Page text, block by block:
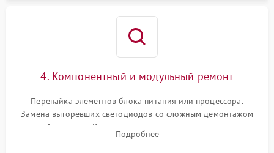
4. Компонентный и модульный ремонт
Перепайка элементов блока питания или процессора.
Замена выгоревших светодиодов со сложным демонтажом
хрупкой матрицы. Восстановление поврежденных дорожек,
прошивка микросхем памяти EEPROM
Подробнее